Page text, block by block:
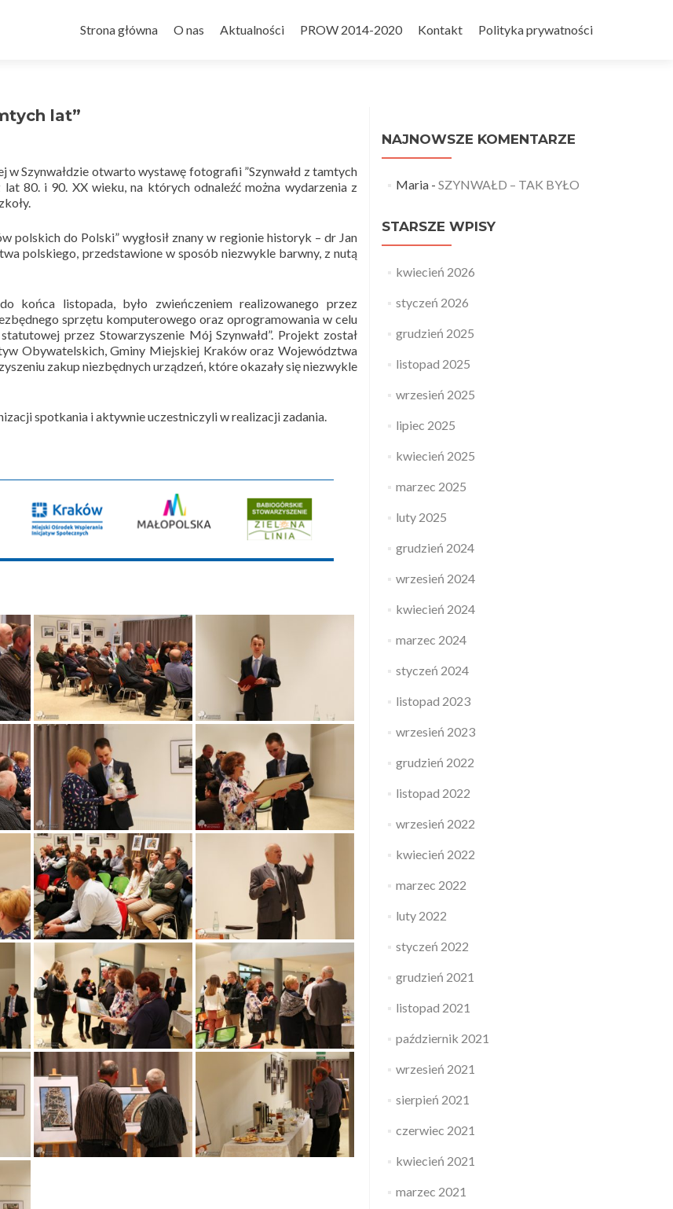
Strona główna
O nas Aktualności PROW 2014-2020 Kontakt Polityka prywatności
lat”
Szynwałdzie otwarto wystawę fotografii ”Szynwałd z tamtych
80. i 90. XX wieku, na których odnaleźć można wydarzenia z
polskich do Polski” wygłosił znany w regionie historyk – dr Jan
polskiego, przedstawione w sposób niezwykle barwny, z nutą
końca listopada, było zwieńczeniem realizowanego przez
sprzętu komputerowego oraz oprogramowania w celu
przez Stowarzyszenie Mój Szynwałd”. Projekt został
Obywatelskich, Gminy Miejskiej Kraków oraz Województwa
zakup niezbędnych urządzeń, które okazały się niezwykle
spotkania i aktywnie uczestniczyli w realizacji zadania.
NAJNOWSZE KOMENTARZE
Maria- SZYNWAŁD – TAK BYŁO
STARSZE WPISY
kwiecień 2026
styczeń 2026
grudzień 2025
listopad 2025
wrzesień 2025
lipiec 2025
kwiecień 2025
marzec 2025
luty 2025
grudzień 2024
wrzesień 2024
kwiecień 2024
marzec 2024
styczeń 2024
listopad 2023
wrzesień 2023
grudzień 2022
listopad 2022
wrzesień 2022
kwiecień 2022
marzec 2022
luty 2022
styczeń 2022
grudzień 2021
listopad 2021
październik 2021
wrzesień 2021
sierpień 2021
czerwiec 2021
kwiecień 2021
marzec 2021